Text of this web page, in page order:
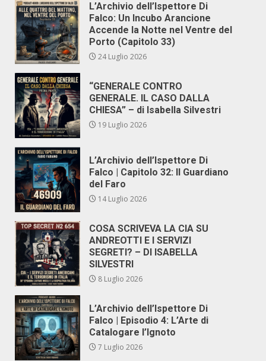
L’Archivio dell’Ispettore Di
Falco: Un Incubo Arancione
Accende la Notte nel Ventre del
Porto (Capitolo 33)
24 Luglio 2026
“GENERALE CONTRO
GENERALE. IL CASO DALLA
CHIESA” – di Isabella Silvestri
19 Luglio 2026
L’Archivio dell’Ispettore Di
Falco | Capitolo 32: Il Guardiano
del Faro
14 Luglio 2026
COSA SCRIVEVA LA CIA SU
ANDREOTTI E I SERVIZI
SEGRETI? – DI ISABELLA
SILVESTRI
8 Luglio 2026
L’Archivio dell’Ispettore Di
Falco | Episodio 4: L’Arte di
Catalogare l’Ignoto
7 Luglio 2026